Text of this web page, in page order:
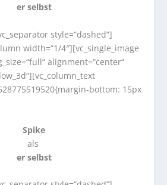
er selbst
style=“dashed“]
width=“1/4″][vc_single_image
alignment=“center“
bottom: 15px
Spike
als
er selbst